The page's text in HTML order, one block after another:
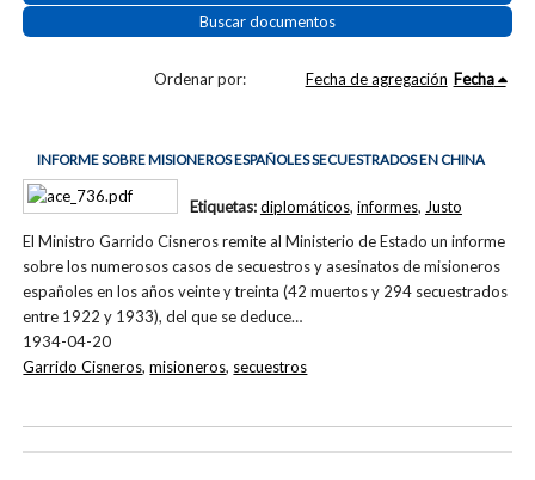
Buscar documentos
Ordenar por: Fecha de agregación Fecha
INFORME SOBRE MISIONEROS ESPAÑOLES SECUESTRADOS EN CHINA
El Ministro Garrido Cisneros remite al Ministerio de Estado un informe
sobre los numerosos casos de secuestros y asesinatos de misioneros
españoles en los años veinte y treinta (42 muertos y 294 secuestrados
entre 1922 y 1933), del que se deduce…
1934-04-20
Etiquetas:diplomáticos, informes, Justo
Garrido Cisneros,misioneros, secuestros